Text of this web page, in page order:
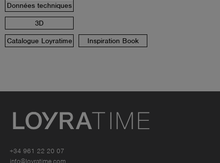
Données techniques
3D
Catalogue Loyratime
Inspiration Book
+34 961 22 20 07
info@loyratime.com